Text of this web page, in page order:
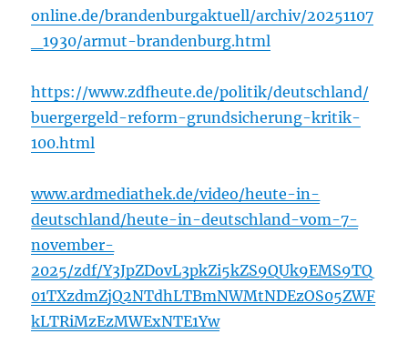
online.de/brandenburgaktuell/archiv/20251107
_1930/armut-brandenburg.html
https://www.zdfheute.de/politik/deutschland/
buergergeld-reform-grundsicherung-kritik-
100.html
www.ardmediathek.de/video/heute-in-
deutschland/heute-in-deutschland-vom-7-
november-
2025/zdf/Y3JpZDovL3pkZi5kZS9QUk9EMS9TQ
01TXzdmZjQ2NTdhLTBmNWMtNDEzOS05ZWF
kLTRiMzEzMWExNTE1Yw